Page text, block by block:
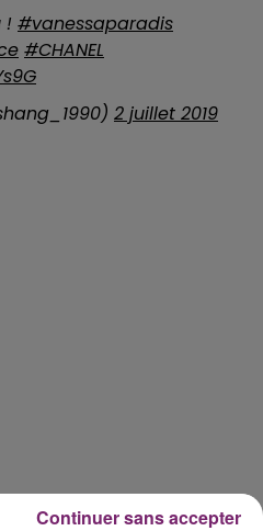
! #vanessaparadis
#CHANEL
2 juillet 2019
Continuer sans accepter